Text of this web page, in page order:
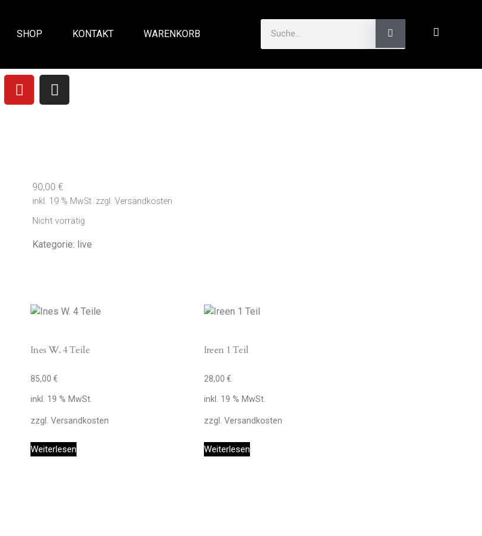
SHOP KONTAKT WARENKORB
90,00€
inkl. 19 % MwSt. zzgl.Versandkosten
Nicht vorrätig
Kategorie: live
Ines W. 4 Teile
85,00 €
inkl. 19 % MwSt.
zzgl. Versandkosten
Weiterlesen
Ireen 1 Teil
28,00 €
inkl. 19 % MwSt.
zzgl. Versandkosten
Weiterlesen